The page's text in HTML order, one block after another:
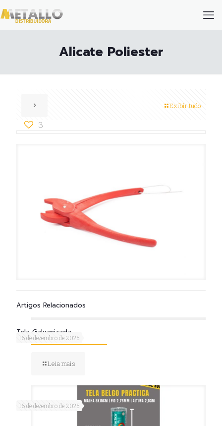
Alicate Poliester
Exibir tudo
3
Artigos Relacionados
16 de dezembro de 2025
Tela Galvanizada
Leia mais
16 de dezembro de 2025